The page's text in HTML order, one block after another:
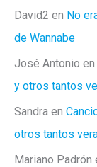
David2 en No
de Wannabe
José Antonio en
y otros tantos
Sandra en
otros tantos
Mariano Padrón